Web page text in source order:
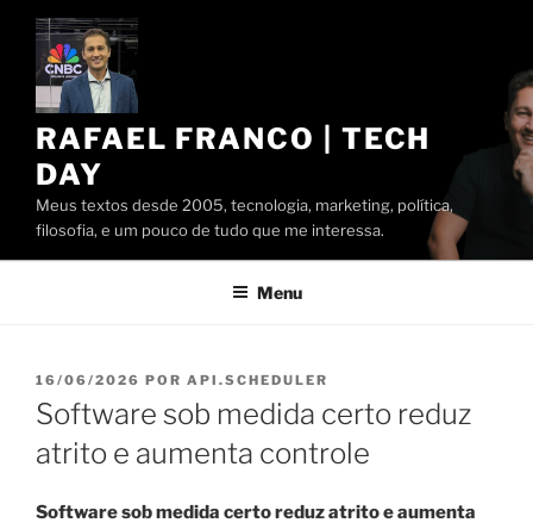
Pular
conteúdo
RAFAEL FRANCO | TECH
DAY
Meus textos desde 2005, tecnologia, marketing, política,
filosofia, e um pouco de tudo que me interessa.
Menu
PUBLICADO
EM
16/06/2026 POR API.SCHEDULER
Software sob medida certo reduz
atrito e aumenta controle
Software sob medida certo reduz atrito e aumenta